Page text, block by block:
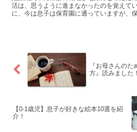
活は、思うように進まなかったのを覚えて
に、今は息子は保育園に通っていますが、
『お母さんの
方』読みました！
【0-1歳児】息子が好きな絵本10選を紹
介！